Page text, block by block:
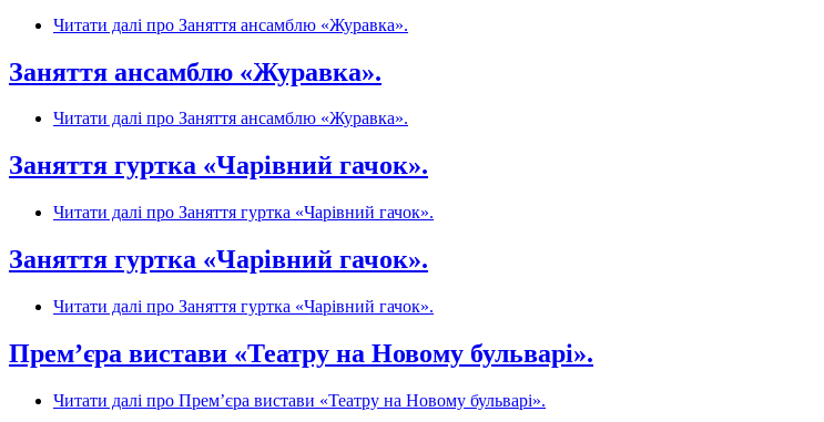
Читати далі про Заняття ансамблю «Журавка».
Заняття ансамблю «Журавка».
Читати далі про Заняття ансамблю «Журавка».
Заняття гуртка «Чарівний гачок».
Читати далі про Заняття гуртка «Чарівний гачок».
Заняття гуртка «Чарівний гачок».
Читати далі про Заняття гуртка «Чарівний гачок».
Прем’єра вистави «Театру на Новому бульварі».
Читати далі про Прем’єра вистави «Театру на Новому бульварі».